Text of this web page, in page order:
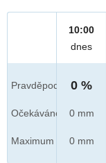
Pravděpod.
Očekáváno
Maximum
10:00
dnes
0 %
0 mm
0 mm